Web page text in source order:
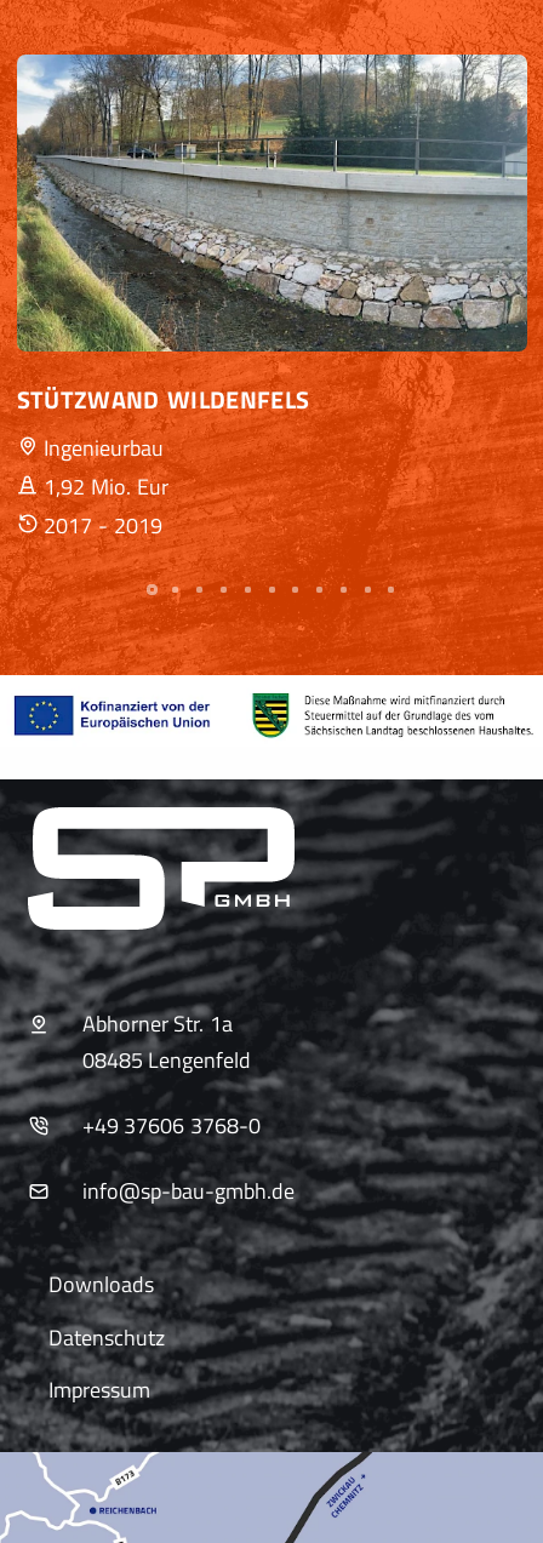
STÜTZWAND WILDENFELS
Ingenieurbau
1,92 Mio. Eur
2017 - 2019
Abhorner Str. 1a
08485 Lengenfeld
+49 37606 3768-0
info@sp-bau-gmbh.de
Downloads
Datenschutz
Impressum